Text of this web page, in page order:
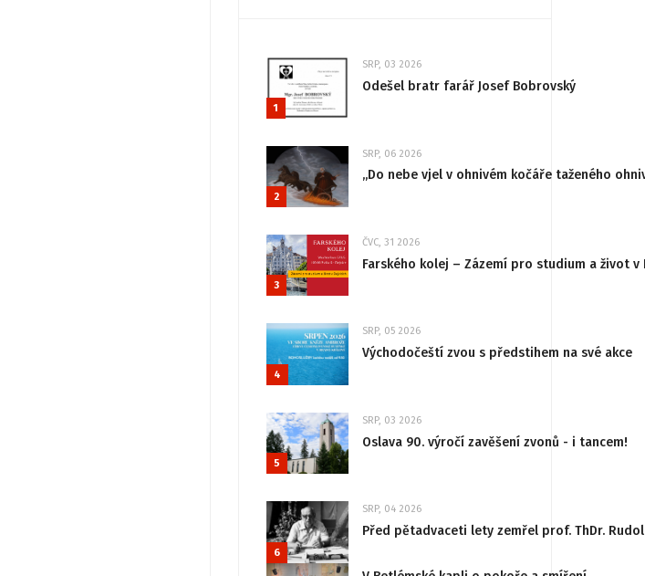
1
SRP, 03 2026
Odešel bratr farář Josef Bobrovský
2
SRP, 06 2026
„Do nebe vjel v ohnivém kočáře taženého
3
ČVC, 31 2026
Farského kolej – Zázemí pro studium a život v
4
SRP, 05 2026
Východočeští zvou s předstihem na své akce
5
SRP, 03 2026
Oslava 90. výročí zavěšení zvonů - i tancem!
6
SRP, 04 2026
Před pětadvaceti lety zemřel prof. ThDr.